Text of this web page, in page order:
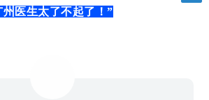
州医生太了不起了！”